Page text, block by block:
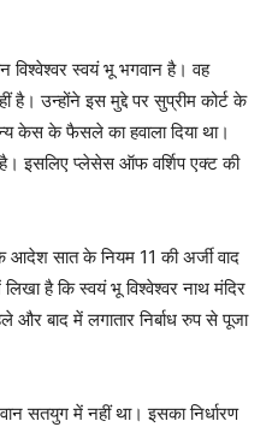
विश्वेश्वर स्वयं भू भगवान है। वह
है। उन्होंने इस मुद्दे पर सुप्रीम कोर्ट के
केस के फैसले का हवाला दिया था।
है। इसलिए प्लेसेस ऑफ वर्शिप एक्ट की
आदेश सात के नियम 11 की अर्जी वाद
है कि स्वयं भू विश्वेश्वर नाथ मंदिर
बाद में लगातार निर्बाध रुप से पूजा
सतयुग में नहीं था। इसका निर्धारण